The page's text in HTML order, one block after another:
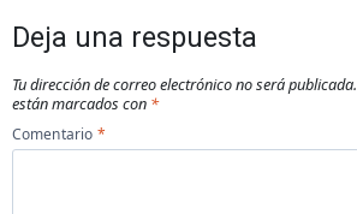
Deja una respuesta
Tu dirección de correo electrónico no será publicada.
están marcados con *
Comentario *